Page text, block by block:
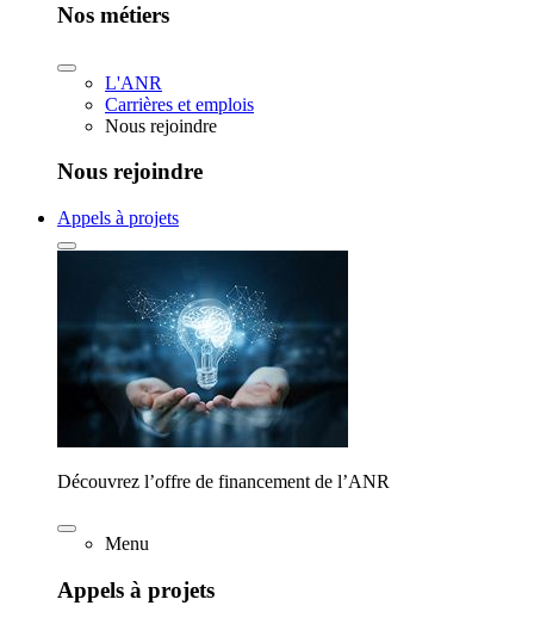
Nos métiers
L'ANR
Carrières et emplois
Nous rejoindre
Nous rejoindre
Appels à projets
Découvrez l’offre de financement de l’ANR
Menu
Appels à projets